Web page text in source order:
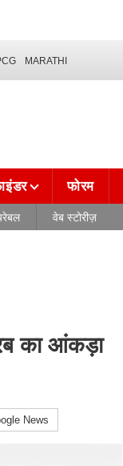
MARATHI
फोरम
वेब स्टोरीज़
का आंकड़ा
News